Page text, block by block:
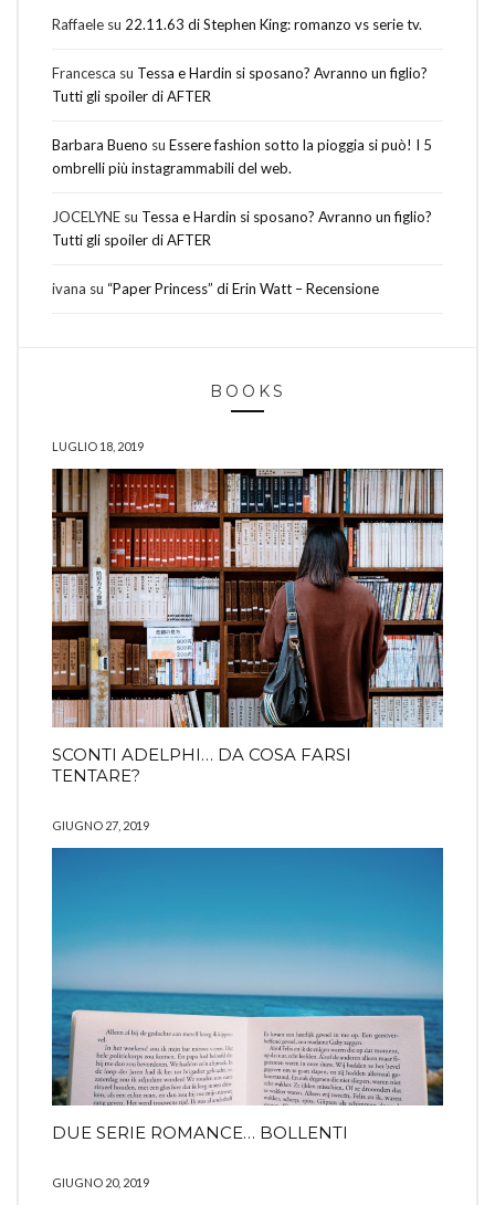
Raffaele su 22.11.63 di Stephen King: romanzo vs serie tv.
Francesca su Tessa e Hardin si sposano? Avranno un figlio?
Tutti gli spoiler di AFTER
Barbara Bueno su Essere fashion sotto la pioggia si può! I 5
ombrelli più instagrammabili del web.
JOCELYNE su Tessa e Hardin si sposano? Avranno un figlio?
Tutti gli spoiler di AFTER
ivana su “Paper Princess” di Erin Watt – Recensione
BOOKS
LUGLIO 18, 2019
SCONTI ADELPHI… DA COSA FARSI
TENTARE?
GIUGNO 27, 2019
DUE SERIE ROMANCE… BOLLENTI
GIUGNO 20, 2019